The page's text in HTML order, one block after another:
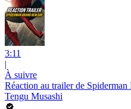
3:11
|
À suivre
Réaction au trailer de
Tengu Musashi